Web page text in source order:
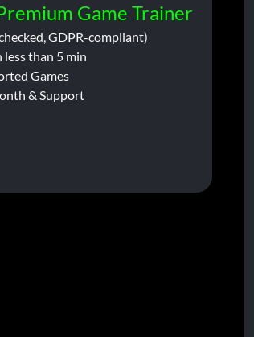
Game Trainer
GDPR-compliant)
less than 5 min
Games
& Support